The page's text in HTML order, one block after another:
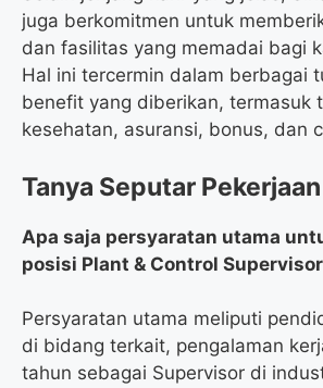
juga berkomitmen untuk
dan fasilitas yang memadai bagi
Hal ini tercermin dalam berbagai
benefit yang diberikan, termasuk
kesehatan, asuransi, bonus, dan
Tanya Seputar Pekerjaan
Apa saja persyaratan utama
posisi Plant & Control
Persyaratan utama meliputi
di bidang terkait, pengalaman
tahun sebagai Supervisor di